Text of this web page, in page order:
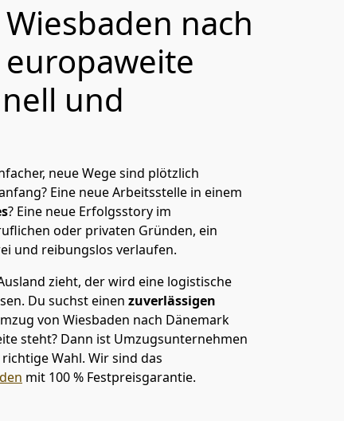
Wiesbaden nach
europaweite
und
neue Wege sind plötzlich
Eine neue Arbeitsstelle in einem
? Eine neue Erfolgsstory im
oder privaten Gründen, ein
und reibungslos verlaufen.
zieht, der wird eine logistische
Du suchst einen zuverlässigen
von Wiesbaden nach Dänemark
steht? Dann ist Umzugsunternehmen
Wahl. Wir sind das
mit 100 % Festpreisgarantie.